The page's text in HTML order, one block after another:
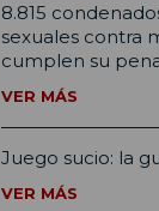
8.815
sexuales contra
cumplen su
VER MÁS
Juego sucio: la
VER MÁS